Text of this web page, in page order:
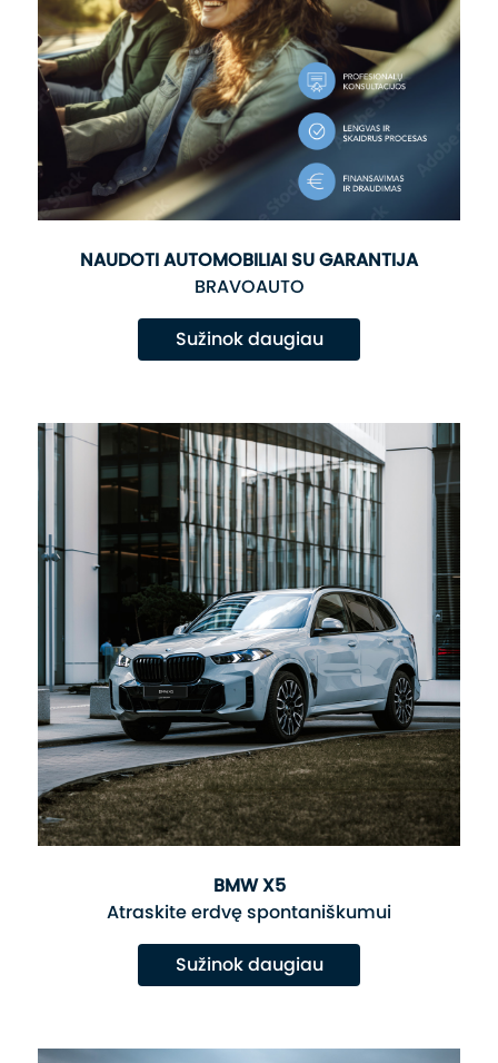
NAUDOTI AUTOMOBILIAI SU GARANTIJA
BRAVOAUTO
Sužinok daugiau
BMW X5
Atraskite erdvę spontaniškumui
Sužinok daugiau